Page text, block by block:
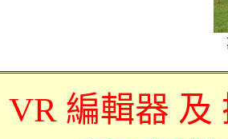
VR 編輯器 及